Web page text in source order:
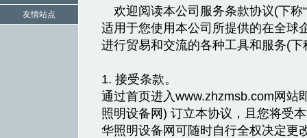
友情站点
欢迎阅读本公司服务条款协议(下称
适用于您使用本公司所提供的在全球
进行贸易和交流的各种工具和服务(下
1. 接受条款。
通过首页进入www.zhzmsb.com网站
照明设备网) 订立本协议，且您将受
华照明设备网可随时自行全权决定更